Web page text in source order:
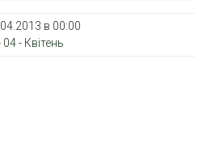
в 00:00
04 - Квітень